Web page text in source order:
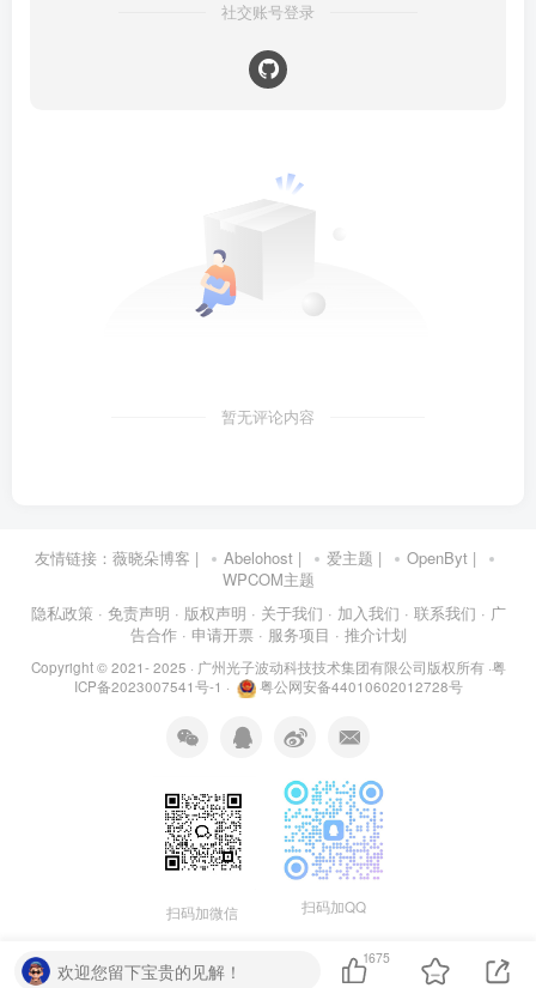
社交账号登录
暂无评论内容
友情链接： 薇晓朵博客 | Abelohost | 爱主题 | OpenByt |
WPCOM主题
隐私政策 · 免责声明 · 版权声明 · 关于我们 · 加入我们 · 联系我们 · 广
告合作 · 申请开票 · 服务项目 · 推介计划
Copyright © 2021- 2025 · 广州光子波动科技技术集团有限公司版权所有·粤
ICP备2023007541号-1 · 粤公网安备44010602012728号
扫码加微信 扫码加QQ
欢迎您留下宝贵的见解！
1675